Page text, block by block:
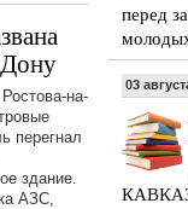
на-
перегнал
здание.
АЗС,
перед
03